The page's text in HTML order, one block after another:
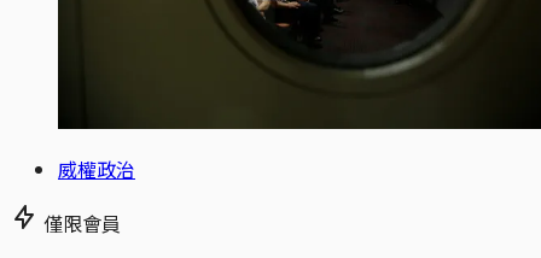
威權政治
僅限會員